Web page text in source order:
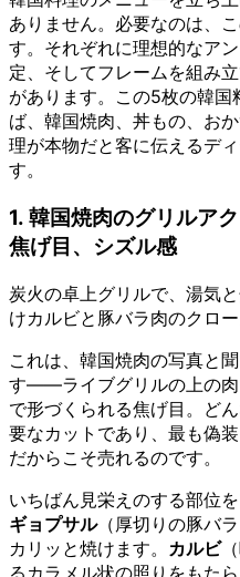
ありません。必要なのは、
す。それぞれに理想的なア
定、そしてフレームを組み
があります。この5枚の韓
ば、韓国焼肉、丼もの、お
理が本物だと客に伝えるデ
す。
1. 韓国焼肉のグリルア
焦げ目、シズル感
炭火の卓上グリルで、湯気
けカルビと豚バラ肉のクロ
これは、韓国焼肉の写真と
す——ライブグリルの上の肉
で形づくられる焦げ目。ど
要なカットであり、最も偽
だからこそ売れるのです。
いちばん見栄えのする部位
ギョプサル（厚切りの豚バ
カリッと焼けます。 カルビ
るカラメル状の照りをもたら